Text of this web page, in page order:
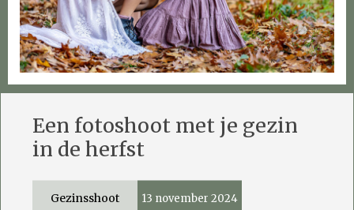
Een fotoshoot met je gezin
in de herfst
13 november 2024
Gezinsshoot